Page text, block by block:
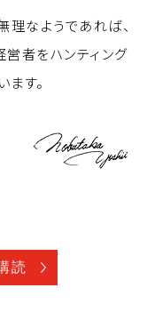
理なようであれば、
者をハンティング
す。
読